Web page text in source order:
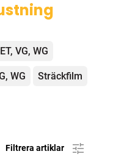
VG, WG
WG Sträckfilm
Filtrera artiklar